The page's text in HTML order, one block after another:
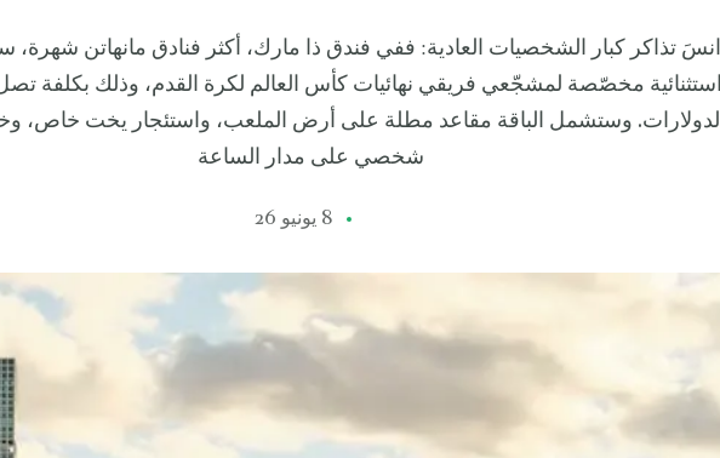
انسَ تذاكر كبار الشخصيات العادية: ففي فندق ذا مارك، أكثر فنادق مانهاتن شهرة،
استثنائية مخصّصة لمشجّعي فريقي نهائيات كأس العالم لكرة القدم، وذلك بكلفة
الدولارات. وستشمل الباقة مقاعد مطلة على أرض الملعب، واستئجار يخت خاص،
شخصي على مدار الساعة
8 يونيو 26